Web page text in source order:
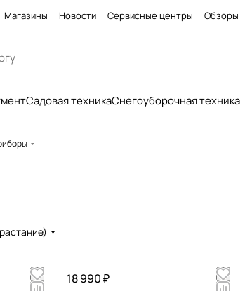
Магазины Новости Сервисные центры Обзоры
Садовая техникаСнегоуборочная техника
18 990 ₽